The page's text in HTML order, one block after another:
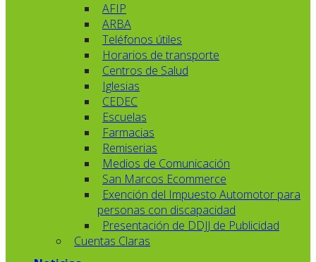
AFIP
ARBA
Teléfonos útiles
Horarios de transporte
Centros de Salud
Iglesias
CEDEC
Escuelas
Farmacias
Remiserias
Medios de Comunicación
San Marcos Ecommerce
Exención del Impuesto Automotor para
personas con discapacidad
Presentación de DDJJ de Publicidad
Cuentas Claras